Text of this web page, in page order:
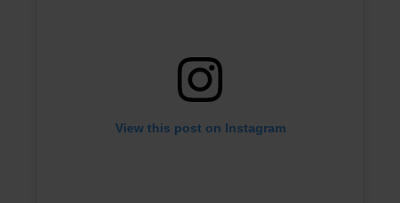
View this post on Instagram